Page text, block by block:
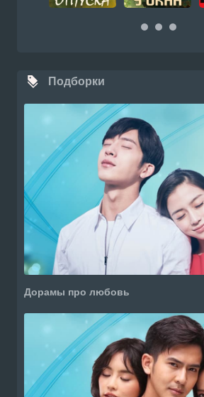
Подборки
Дорамы про любовь